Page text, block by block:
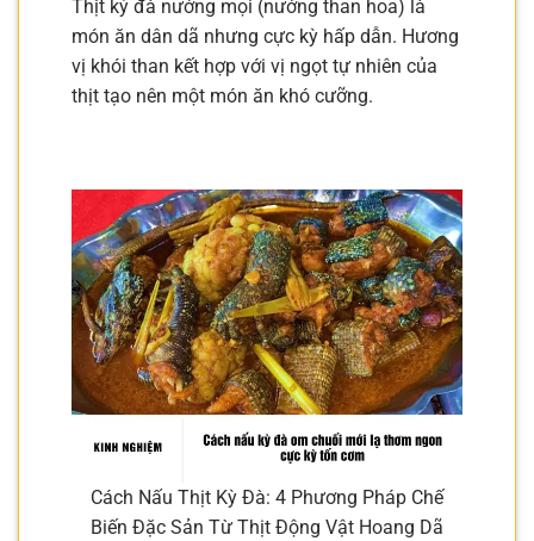
Thịt kỳ đà nướng mọi (nướng than hoa) là
món ăn dân dã nhưng cực kỳ hấp dẫn. Hương
vị khói than kết hợp với vị ngọt tự nhiên của
thịt tạo nên một món ăn khó cưỡng.
Cách Nấu Thịt Kỳ Đà: 4 Phương Pháp Chế
Biến Đặc Sản Từ Thịt Động Vật Hoang Dã